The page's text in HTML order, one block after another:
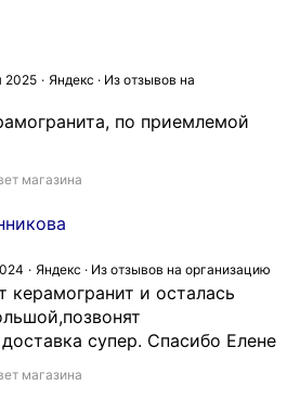
2025
Яндекс · Из отзывов на
по приемлемой
магазина
Яндекс · Из отзывов на организацию
керамогранит и осталась
супер. Спасибо Елене
магазина